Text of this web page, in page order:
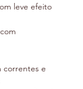
leve efeito
correntes e